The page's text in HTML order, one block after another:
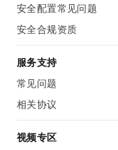
安全配置常见问题
安全合规资质
服务支持
常见问题
相关协议
视频专区